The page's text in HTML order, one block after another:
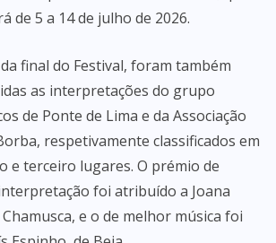
de 5 a 14 de julho de 2026.
final do Festival, foram também
as interpretações do grupo
de Ponte de Lima e da Associação
respetivamente classificados em
e terceiro lugares. O prémio de
foi atribuído a Joana
Chamusca, e o de melhor música foi